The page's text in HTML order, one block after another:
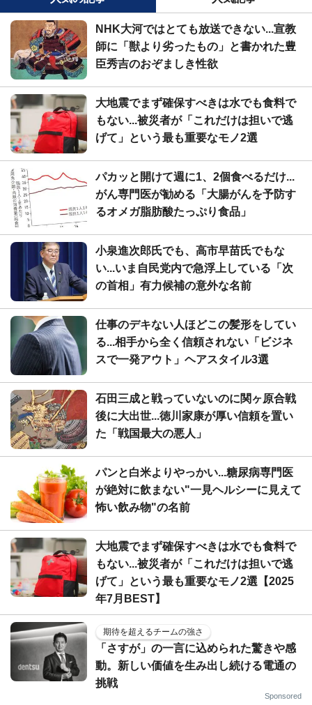
NHK大河ではとても放送できない...宣教
師に「獣より劣ったもの」と書かれた豊
臣秀吉のおぞましき性欲
大地震でまず確保すべきは水でも食料で
もない...被災者が「これだけは担いで逃
げて」という最も重要なモノ2選
パカッと開けて週に1、2個食べるだけ...
がん専門医が勧める「大腸がんを予防す
るオメガ脂肪酸たっぷり食品」
小泉進次郎氏でも、高市早苗氏でもな
い...いま自民党内で急浮上している「次
の首相」有力候補の意外な名前
仕事のデキない人ほどこの髪形をしてい
る...相手から全く信頼されない「ビジネ
スで一発アウト」ヘアスタイル3選
石田三成と戦っていないのに関ヶ原合戦
後に大出世...徳川家康が厚い信頼を置い
た「戦国最大の悪人」
パンと白米よりやっかい...糖尿病専門医
が絶対に飲まない"一見ヘルシーに見えて
怖い飲み物"の名前
大地震でまず確保すべきは水でも食料で
もない...被災者が「これだけは担いで逃
げて」という最も重要なモノ2選【2025
年7月BEST】
期待を超えるチームの強さ
「さすが」の一言に込められた驚きや感
動。新しい価値を生み出し続ける電通の
挑戦
Sponsored